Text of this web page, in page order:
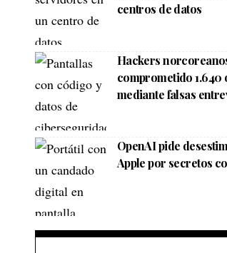
centros de datos
Hackers
comprometido
mediante falsas
OpenAI pide
Apple por secretos